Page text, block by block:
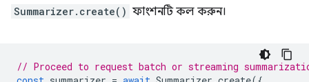
Summarizer.create() ফাংশনটি কল করুন।
// Proceed to request batch or streaming